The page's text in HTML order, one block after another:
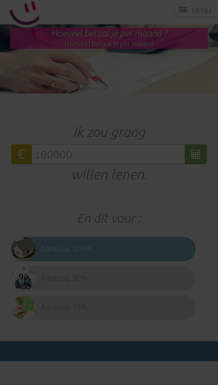
MENU
Hoeveel betaal je per maand ?
Hoeveel betaal je per maand
Ik zou graag
€
willen lenen.
En dit voor :
Aankoop 100%